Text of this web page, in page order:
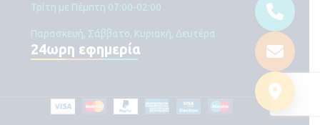
Τρίτη με Πέμπτη 07:00-02:00
Παρασκευή, Σάββατο, Κυριακή, Δευτέρα
24ωρη εφημερία